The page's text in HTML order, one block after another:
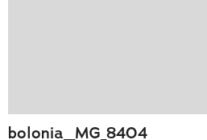
bolonia__MG_8404